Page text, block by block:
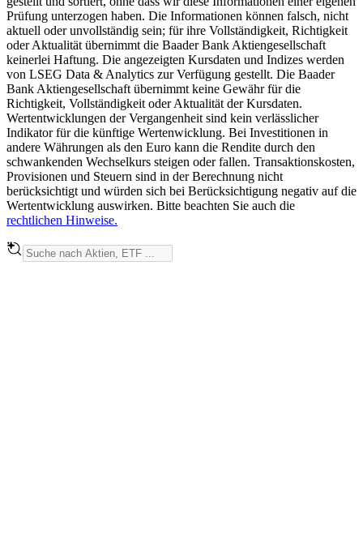
Prüfung unterzogen haben. Die Informationen können falsch, nicht
aktuell oder unvollständig sein; für ihre Vollständigkeit, Richtigkeit
oder Aktualität übernimmt die Baader Bank Aktiengesellschaft
keinerlei Haftung. Die angezeigten Kursdaten und Indizes werden
von LSEG Data & Analytics zur Verfügung gestellt. Die Baader
Bank Aktiengesellschaft übernimmt keine Gewähr für die
Richtigkeit, Vollständigkeit oder Aktualität der Kursdaten.
Wertentwicklungen der Vergangenheit sind kein verlässlicher
Indikator für die künftige Wertenwicklung. Bei Investitionen in
andere Währungen als den Euro kann die Rendite durch den
schwankenden Wechselkurs steigen oder fallen. Transaktionskosten,
Provisionen und Steuern sind in der Berechnung nicht
berücksichtigt und würden sich bei Berücksichtigung negativ auf die
Wertentwicklung auswirken. Bitte beachten Sie auch die
rechtlichen Hinweise.